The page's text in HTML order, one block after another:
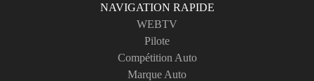
NAVIGATION RAPIDE
WEBTV
Pilote
Compétition Auto
Marque Auto